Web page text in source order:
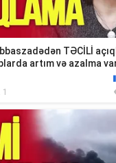
TƏCİLİ
artım və azalma